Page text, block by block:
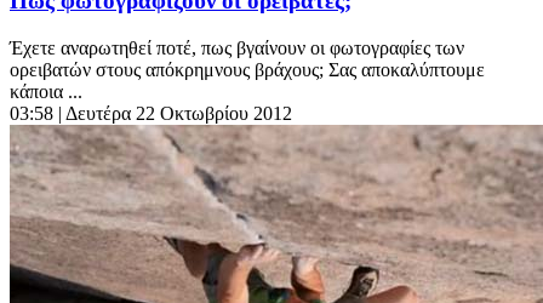
Έχετε αναρωτηθεί ποτέ, πως βγαίνουν οι φωτογραφίες των
ορειβατών στους απόκρημνους βράχους; Σας αποκαλύπτουμε
κάποια ...
03:58 | Δευτέρα 22 Οκτωβρίου 2012